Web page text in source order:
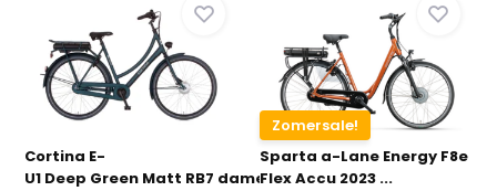
Cortina E-
U1 Deep Green Matt RB7 dames 2...
Zomersale!
Sparta a-Lane Energy F8e
Flex Accu 2023 ...